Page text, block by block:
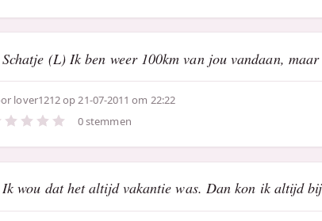
Schatje (L) Ik ben weer 100km van jou vandaan,
lover1212op 21-07-2011 om 22:22
0 stemmen
Ik wou dat het altijd vakantie was. Dan kon ik altijd